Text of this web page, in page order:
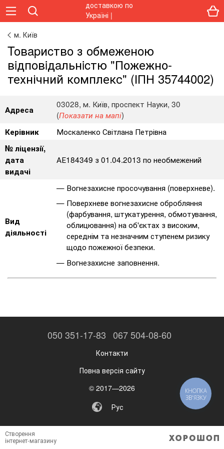
м. Київ
Toвapиcтвo з oбмeжeнoю
вiдпoвiдaльнicтю "Пожежно-
технічний комплекс" (ІПН 35744002)
Адреса
03028, м. Київ, проспект Науки, 30
(Показати на мапі)
Керівник
Москаленко Світлана Петрівна
№ ліцензії,
дата
видачі
АЕ184349 з 01.04.2013 по необмежений
Вид
діяльності
Вогнезахисне просочування (поверхневе).
Поверхневе вогнезахисне обробляння
(фарбування, штукатурення, обмотування,
облицювання) на об'єктах з високим,
середнім та незначним ступенем ризику
щодо пожежної безпеки.
Вогнезахисне заповнення.
050 351-17-83 067 504-08-60
Контакти
Повна версія сайту
© 2017—2026
Рус
Створення
інтернет-магазину
КНОПКА
ЗВ'ЯЗКУ